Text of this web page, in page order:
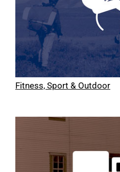
Fitness, Sport & Outdoor